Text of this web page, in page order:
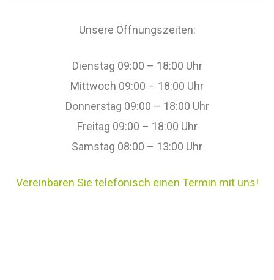
Unsere Öffnungszeiten:
Dienstag 09:00 – 18:00 Uhr
Mittwoch 09:00 – 18:00 Uhr
Donnerstag 09:00 – 18:00 Uhr
Freitag 09:00 – 18:00 Uhr
Samstag 08:00 – 13:00 Uhr
Vereinbaren Sie telefonisch einen Termin mit uns!